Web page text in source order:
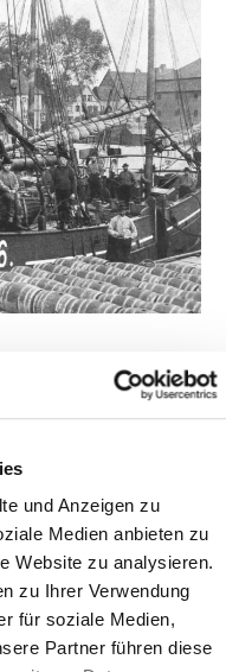
und Anzeigen zu
Medien anbieten zu
Website zu analysieren.
zu Ihrer Verwendung
für soziale Medien,
Partner führen diese